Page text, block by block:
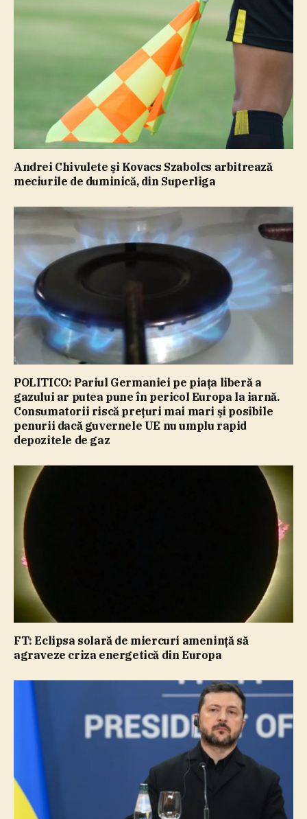
Andrei Chivulete şi Kovacs Szabolcs arbitrează
meciurile de duminică, din Superliga
POLITICO: Pariul Germaniei pe piaţa liberă a
gazului ar putea pune în pericol Europa la iarnă.
Consumatorii riscă preţuri mai mari şi posibile
penurii dacă guvernele UE nu umplu rapid
depozitele de gaz
FT: Eclipsa solară de miercuri ameninţă să
agraveze criza energetică din Europa